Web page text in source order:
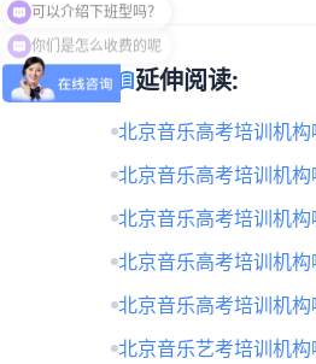
menu_book延伸阅读:
北京音乐高考培训机
北京音乐高考培训机
北京音乐高考培训机
北京音乐高考培训机
北京音乐高考培训机
北京音乐艺考培训机